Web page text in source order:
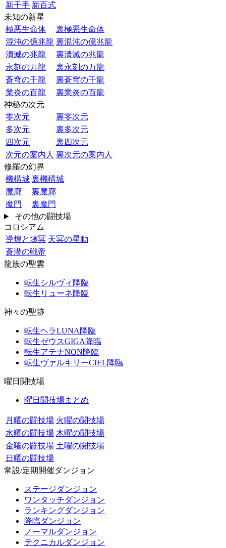
新千手 新百式
未知の新星
極悪生命体
裏極悪生命体
混沌の億兆龍 裏混沌の億兆龍
潰滅の兆龍
裏潰滅の兆龍
永刻の万龍
裏永刻の万龍
蒼穹の千龍
裏蒼穹の千龍
業炎の百龍
裏業炎の百龍
神秘の次元
零次元
裏零次元
多次元
裏多次元
四次元
裏四次元
次元の案内人 裏次元の案内人
修羅の幻界
機構城 裏機構城
魔廊
裏魔廊
魔門
裏魔門
その他の闘技場
コロシアム
導煌と壊冥 天冥の星動
蒼潜の戦帝
龍族の聖雲
転生シルヴィ降臨
転生リューネ降臨
神々の聖跡
転生ヘラLUNA降臨
転生ゼウスGIGA降臨
転生アテナNON降臨
転生ヴァルキリーCIEL降臨
曜日闘技場
曜日闘技場まとめ
月曜の闘技場 火曜の闘技場
水曜の闘技場 木曜の闘技場
金曜の闘技場 土曜の闘技場
日曜の闘技場
常設/定期開催ダンジョン
ステージダンジョン
ワンタッチダンジョン
ランキングダンジョン
降臨ダンジョン
ノーマルダンジョン
テクニカルダンジョン